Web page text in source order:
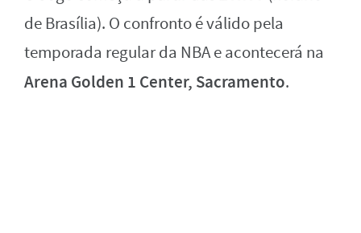
de Brasília). O confronto é válido pela
temporada regular da NBA e acontecerá na
Arena Golden 1 Center, Sacramento.